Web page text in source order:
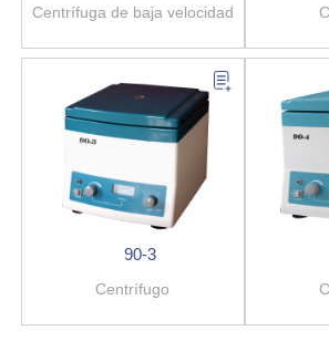
Centrífuga de baja velocidad
90-3
Centrífugo